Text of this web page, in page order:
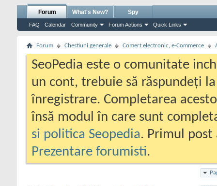
Forum
FAQ Calendar Community Forum Actions Quick Links
What's New? Spy
Forum Chestiuni generale Comert electronic, e-Commerce
SeoPedia este o comunitate
un cont, trebuie să răspundeți
înregistrare. Completarea
însă modul în care sunt
si politica Seopedia. Primul
Prezentare forumisti.